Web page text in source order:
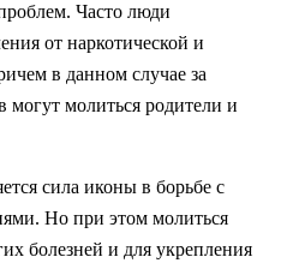
Часто люди
от наркотической и
в данном случае за
могут молиться родители и
сила иконы в борьбе с
Но при этом молиться
болезней и для укрепления